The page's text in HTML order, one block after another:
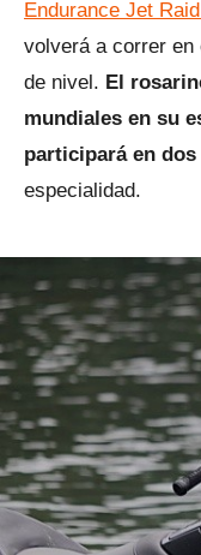
Endurance Jet
volverá a correr en
de nivel. El
mundiales en su
participará en
especialidad.